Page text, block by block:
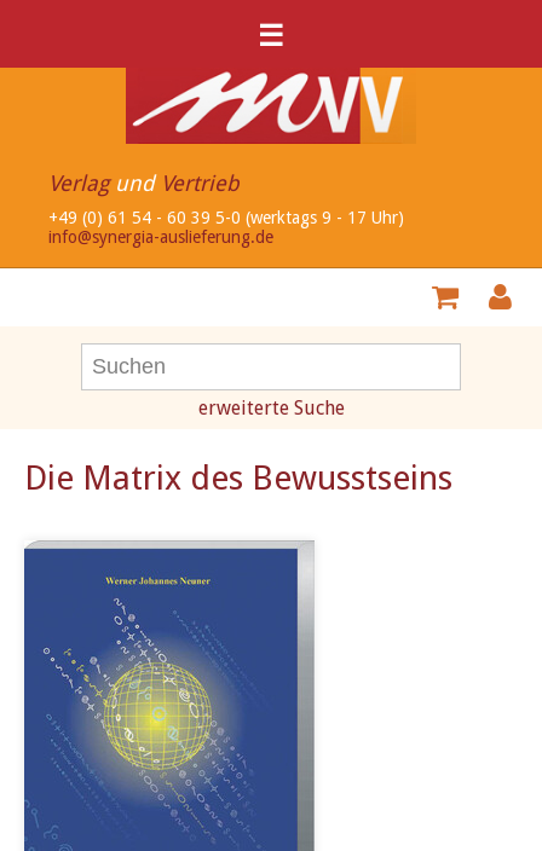
☰
Verlagund Vertrieb
+49 (0) 61 54 - 60 39 5-0 (werktags 9 - 17 Uhr)
info@synergia-auslieferung.de
erweiterte Suche
Die Matrix des Bewusstseins